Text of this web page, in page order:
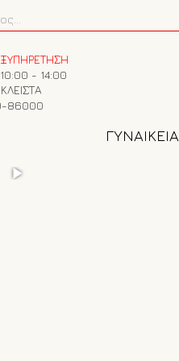
- 14:00
86000
ΓΥΝΑΙΚΕΙΑ